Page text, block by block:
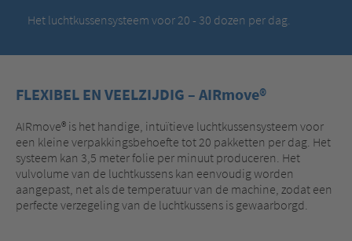
Het luchtkussensysteem voor 20 - 30 dozen per dag.
FLEXIBEL EN VEELZIJDIG – AIRmove®
AIRmove® is het handige, intuïtieve luchtkussensysteem voor
een kleine verpakkingsbehoefte tot 20 pakketten per dag. Het
systeem kan 3,5 meter folie per minuut produceren. Het
vulvolume van de luchtkussens kan eenvoudig worden
aangepast, net als de temperatuur van de machine, zodat een
perfecte verzegeling van de luchtkussens is gewaarborgd.